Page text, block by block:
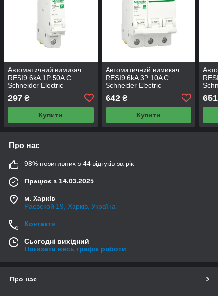
Автоматичний вимикач
RESI9 6kA 1P 50A C
Schneider Electric
297 ₴
Купити
Автоматичний вимикач
RESI9 6kA 3P 10A C
Schneider Electric
642₴
Купити
651
Про нас
98% позитивних з 44 відгуків за рік
Працює з 14.03.2025
м. Харків
Раевской 19, Харків, Україна
Контакти
Сьогодні вихідний
Показати весь графік роботи
Про нас